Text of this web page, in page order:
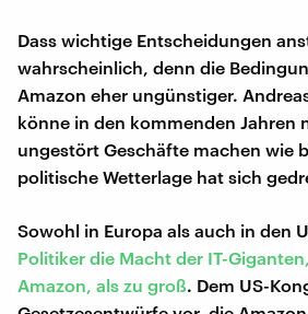
Dass wichtige Entscheidungen
wahrscheinlich, denn die
Amazon eher ungünstiger.
könne in den kommenden Jahren
ungestört Geschäfte machen wie
politische Wetterlage hat sich
Sowohl in Europa als auch in den
Politiker die Macht der IT-
Amazon, als zu groß. Dem US-